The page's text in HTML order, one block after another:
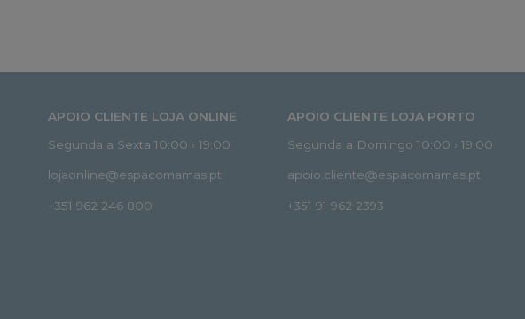
APOIO CLIENTE LOJA ONLINE
Segunda a Sexta 10:00 › 19:00
lojaonline@espacomamas.pt
+351 962 246 800
APOIO CLIENTE LOJA PORTO
Segunda a Domingo 10:00 › 19:00
apoio.cliente@espacomamas.pt
+351 91 962 2393